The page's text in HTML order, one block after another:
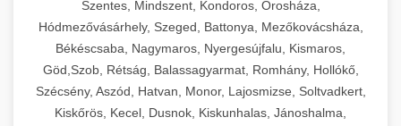
Szentes, Mindszent, Kondoros, Orosháza,
Hódmezővásárhely, Szeged, Battonya, Mezőkovácsháza,
Békéscsaba, Nagymaros, Nyergesújfalu, Kismaros,
Göd,Szob, Rétság, Balassagyarmat, Romhány, Hollókő,
Szécsény, Aszód, Hatvan, Monor, Lajosmizse, Soltvadkert,
Kiskőrös, Kecel, Dusnok, Kiskunhalas, Jánoshalma,